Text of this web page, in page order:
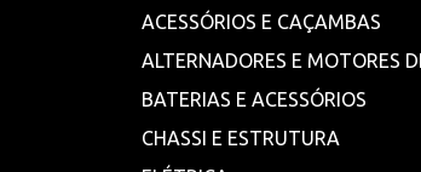
ACESSÓRIOS E CAÇAMBAS
ALTERNADORES E MOTORES
BATERIAS E ACESSÓRIOS
CHASSI E ESTRUTURA